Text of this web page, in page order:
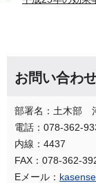
お問い合わ
部署名：土木部
電話：078-362-
内線：4437
FAX：078-362-
Eメール：